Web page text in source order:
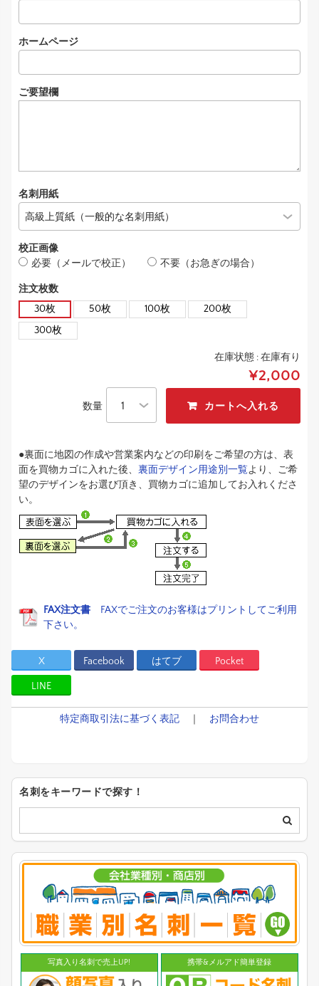
ホームページ
ご要望欄
名刺用紙
校正画像
必要（メールで校正）
不要（お急ぎの場合）
注文枚数
30枚
50枚 100枚
200枚
300枚
在庫状態 :在庫有り
¥2,000
数量
●裏面に地図の作成や営業案内などの印刷をご希望の方は、表
面を買物カゴに入れた後、 裏面デザイン用途別一覧より、ご希
望のデザインをお選び頂き、買物カゴに追加してお入れくださ
い。
FAX注文書 FAXでご注文のお客様はプリントしてご利用
下さい。
X Facebook はてブ Pocket
LINE
特定商取引法に基づく表記 お問合わせ
名刺をキーワードで探す！
写真入り名刺で売上UP! 携帯&メルアド簡単登録